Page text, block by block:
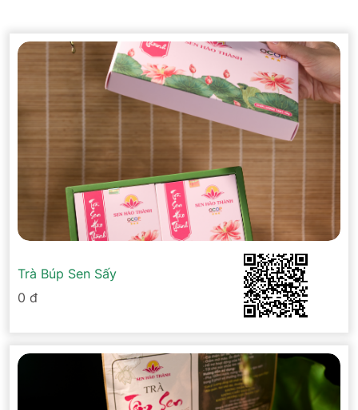
Trà Búp Sen Sấy
0 đ